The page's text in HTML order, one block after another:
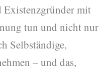
mit
tun und nicht nur
Selbständige,
– und das,